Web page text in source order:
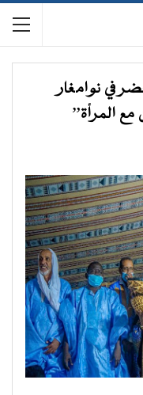
في نوامغار
المرأة”